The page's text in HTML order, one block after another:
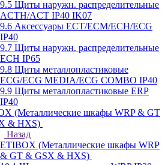
9.5 Щиты наружн. распределительные
ACTH/ACT IP40 IK07
9.6 Аксессуары ECT/ECM/ECH/ECG
IP40
9.7 Щиты наружн. распределительные
ECH IP65
9.8 Щиты металлопластиковые
ECG/ECG MEDIA/ECG COMBO IP40
9.9 Щиты металлопластиковые ERP
IP40
(Металлические шкафы WRP & GT
& HXS)
Назад
ETIBOX (Металлические шкафы WRP
& GT & GSX & HXS)